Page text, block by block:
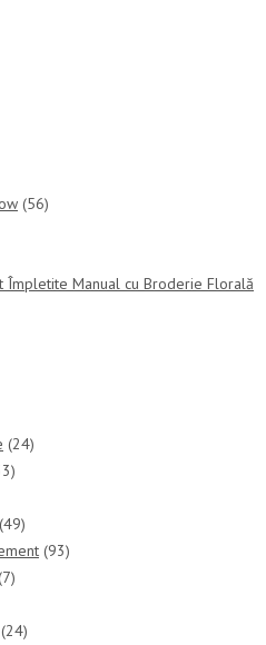
(56)
Împletite Manual cu Broderie Florală
(24)
(49)
(93)
(24)